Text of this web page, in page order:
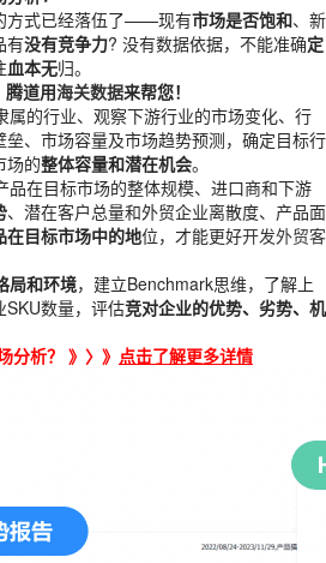
方式已经落伍了——现有市场是否饱和、新
有没有竞争力? 没有数据依据，不能准确定
血本无归。
道用海关数据来帮您！
属的行业、观察下游行业的市场变化、行
、市场容量及市场趋势预测，确定目标行
场的整体容量和潜在机会。
品在目标市场的整体规模、进口商和下游
、潜在客户总量和外贸企业离散度、产品面
在目标市场中的地位，才能更好开发外贸客
局和环境，建立Benchmark思维，了解上
SKU数量，评估竞对企业的优势、劣势、机
分析？ 》〉》 点击了解更多详情